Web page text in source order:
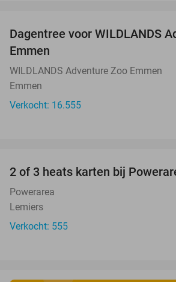
Dagentree voor WILDLANDS
Emmen
WILDLANDS Adventure Zoo Emmen
Emmen
Verkocht: 16.555
2 of 3 heats karten bij
Powerarea
Lemiers
Verkocht: 555